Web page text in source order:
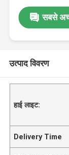
सबसे
उत्पाद विवरण
हाई लाइट:
Delivery Time